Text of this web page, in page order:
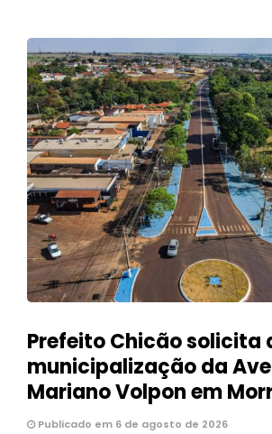
Prefeito Chicão solicita
municipalização da
Mariano Volpon em
Publicado em 6 de agosto de 2026